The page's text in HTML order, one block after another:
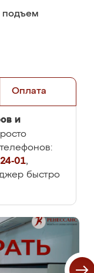
подъем
Оплата
и
01,
быстро